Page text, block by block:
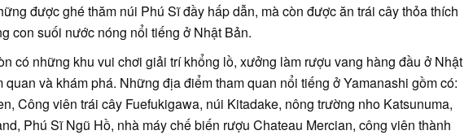
được ghé thăm núi Phú Sĩ đầy hấp dẫn, mà còn được ăn trái cây thỏa thích
con suối nước nóng nổi tiếng ở Nhật Bản.
có những khu vui chơi giải trí khổng lồ, xưởng làm rượu vang hàng đầu ở Nhật
quan và khám phá. Những địa điểm tham quan nổi tiếng ở Yamanashi gồm có:
Công viên trái cây Fuefukigawa, núi Kitadake, nông trường nho Katsunuma,
Phú Sĩ Ngũ Hồ, nhà máy chế biến rượu Chateau Mercian, công viên thành